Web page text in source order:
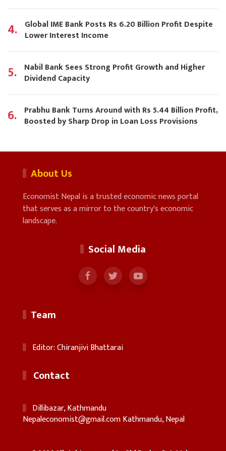
4. Global IME Bank Posts Rs 6.20 Billion Profit Despite
Lower Interest Income
5. Nabil Bank Sees Strong Profit Growth and Higher
Dividend Capacity
6. Prabhu Bank Turns Around with Rs 5.44 Billion Profit,
Boosted by Sharp Drop in Loan Loss Provisions
About Us
Economist Nepal is a trusted economic news portal
that serves as a mirror to the country's economic
landscape.
Social Media
Team
Editor: Chiranjivi Bhattarai
Contact
Dillibazar, Kathmandu
Nepaleconomist@gmail.comKathmandu, Nepal